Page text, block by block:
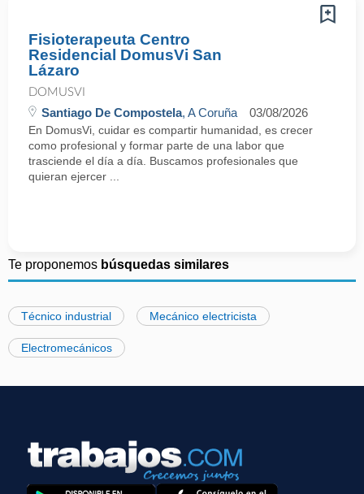
Fisioterapeuta Centro
Residencial DomusVi San
Lázaro
DOMUSVI
Santiago De Compostela, A Coruña 03/08/2026
En DomusVi, cuidar es compartir humanidad, es crecer
como profesional y formar parte de una labor que
trasciende el día a día. Buscamos profesionales que
quieran ejercer ...
Te proponemos búsquedas similares
Técnico industrial Mecánico electricista
Electromecánicos